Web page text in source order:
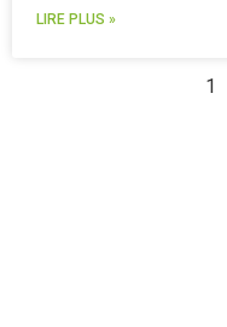
LIRE PLUS »
1